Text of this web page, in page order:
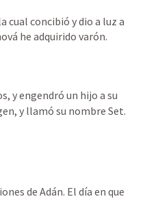
cual concibió y dio a luz a
he adquirido varón.
y engendró un hijo a su
y llamó su nombre Set.
de Adán. El día en que